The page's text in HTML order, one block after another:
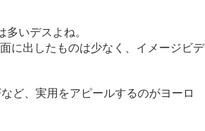
いデスよね。
に出したものは少なく、イメージビデ
ど、実用をアピールするのがヨーロ